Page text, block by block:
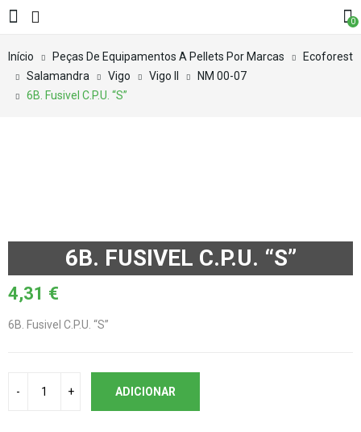
0
Início Peças De Equipamentos A Pellets Por Marcas
Ecoforest
Salamandra
Vigo Vigo II
NM 00-07
6B. Fusivel C.P.U. “S”
6B. FUSIVEL C.P.U. “S”
4,31 €
6B. Fusivel C.P.U. “S”
ADICIONAR